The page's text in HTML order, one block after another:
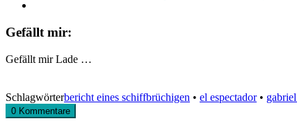
Gefällt mir:
Gefällt mir Lade …
Schlagwörterbericht eines schiffbrüchigen • el espectador•
0 Kommentare